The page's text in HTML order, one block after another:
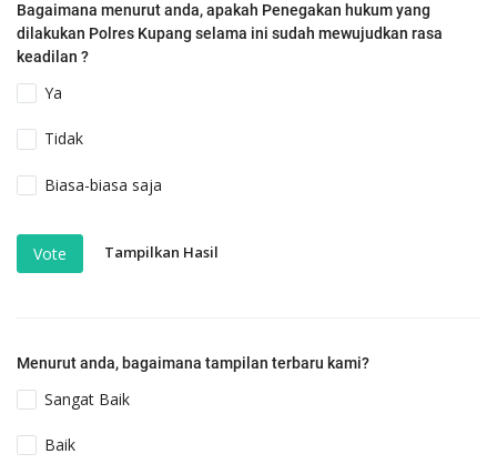
Bagaimana menurut anda, apakah Penegakan hukum yang
dilakukan Polres Kupang selama ini sudah mewujudkan rasa
keadilan ?
Ya
Tidak
Biasa-biasa saja
Vote Tampilkan Hasil
Menurut anda, bagaimana tampilan terbaru kami?
Sangat Baik
Baik